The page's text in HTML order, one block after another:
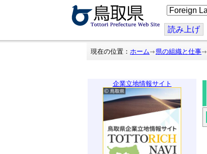
こ
の
ジ
を
翻
読み上げ
現在の位置： ホーム 県の組織と仕事
企業立地情報サイト